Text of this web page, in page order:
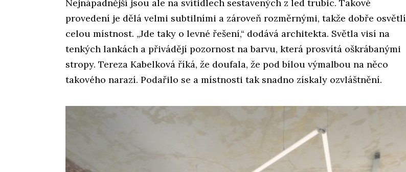
Nejnápadnější jsou ale na svítidlech sestavených z led trubic. Takové
provedení je dělá velmi subtilními a zároveň rozměrnými, takže dobře osvětlí
celou místnost. „Jde taky o levné řešení,“ dodává architekta. Světla visí na
tenkých lankách a přivádějí pozornost na barvu, která prosvítá oškrábanými
stropy. Tereza Kabelková říká, že doufala, že pod bílou výmalbou na něco
takového narazí. Podařilo se a místnosti tak snadno získaly ozvláštnění.